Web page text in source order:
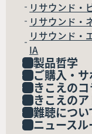
リサウンド・
リサウンド・
リサウンド・
IA
製品哲学
ご購入・
きこえのコ
きこえの
難聴につい
ニュースル